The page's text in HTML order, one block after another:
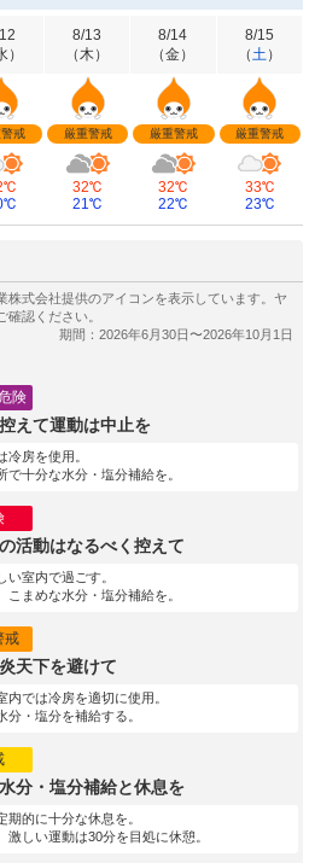
）
戒
8/13
（木）
厳重警戒
32℃
21℃
8/14
（金）
厳重警戒
32℃
22℃
8/15
（土）
厳重警戒
33℃
23℃
険
えて運動は中止を
冷房を使用。
十分な水分・塩分補給を。
活動はなるべく控えて
室内で過ごす。
まめな水分・塩分補給を。
戒
天下を避けて
では冷房を適切に使用。
・塩分を補給する。
分・塩分補給と休息を
的に十分な休息を。
しい運動は30分を目処に休憩。